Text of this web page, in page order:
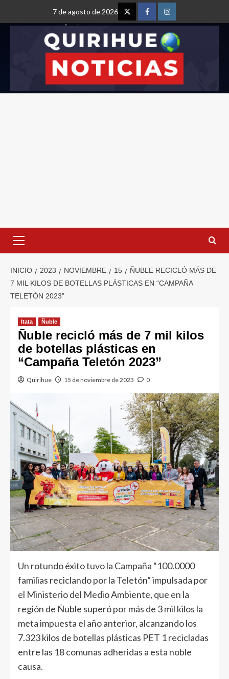
7 de agosto de 2026
INICIO 2023 NOVIEMBRE 15
ÑUBLE RECICLÓ MÁS DE
7 MIL KILOS DE BOTELLAS PLÁSTICAS EN “CAMPAÑA
TELETÓN 2023”
Itata Ñuble
Ñuble recicló más de 7 mil kilos
de botellas plásticas en
“Campaña Teletón 2023”
Quirihue 15 de noviembre de 2023 0
Un rotundo éxito tuvo la Campaña “100.0000
familias reciclando por la Teletón” impulsada por
el Ministerio del Medio Ambiente, que en la
región de Ñuble superó por más de 3 mil kilos la
meta impuesta el año anterior, alcanzando los
7.323 kilos de botellas plásticas PET 1 recicladas
entre las 18 comunas adheridas a esta noble
causa.